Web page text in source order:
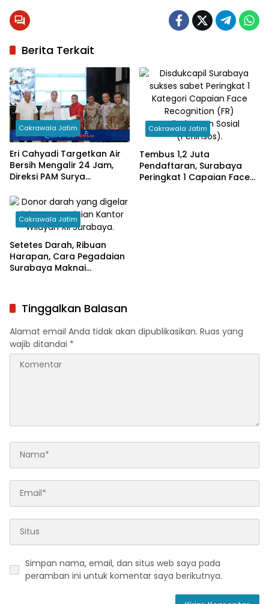
Berita Terkait
Cakrawala Jatim
Eri Cahyadi Targetkan Air
Bersih Mengalir 24 Jam,
Direksi PAM Surya
Percepat Jaringan hingga
Kampung
Cakrawala Jatim
Tembus 1,2 Juta
Pendaftaran, Surabaya
Peringkat 1 Capaian Face
Cakrawala Jatim
Setetes Darah, Ribuan
Harapan, Cara Pegadaian
Surabaya Maknai
Tinggalkan Balasan
Alamat email Anda tidak akan dipublikasikan. Ruas yang
wajib ditandai *
Simpan nama, email, dan situs web saya pada
peramban ini untuk komentar saya berikutnya.